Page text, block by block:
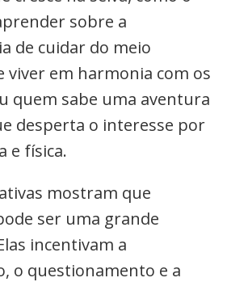
sobre a
de cuidar do meio
viver em harmonia com os
quem sabe uma aventura
desperta o interesse por
e física.
mostram que
ser uma grande
incentivam a
o questionamento e a